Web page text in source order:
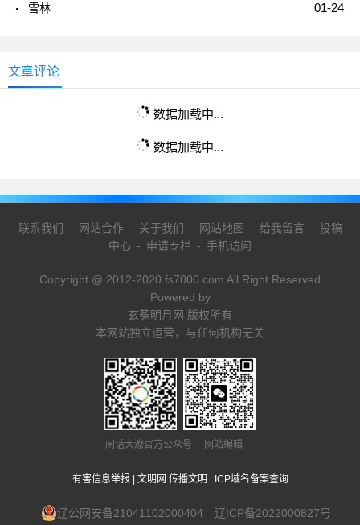
01-24
雪林
文章评论
数据加载中...
数据加载中...
联系我们 - 网站合作- 关于我们 - 网站地图 - 给我留言 - 投稿
中心 - 申请专栏 - 手机访问
Copyright @ 2012-2020 fs7000.com All Right Reserved
Powered by
玄菟明月网 版权所有
本网站独立运营，与任何机构无关
闲话大潦官方公众号 网站编辑
有害信息举报 文明网 传播文明 ICP域名备案查询
辽公网安备21041102000404 辽ICP备2022000827号